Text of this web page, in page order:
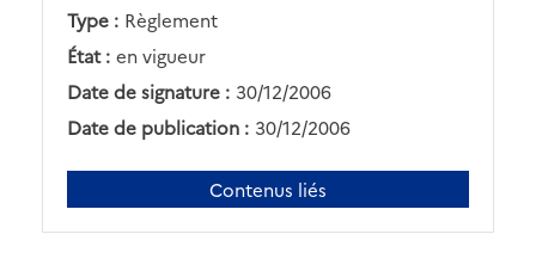
Type : Règlement
État : en vigueur
Date de signature : 30/12/2006
Date de publication : 30/12/2006
Contenus liés